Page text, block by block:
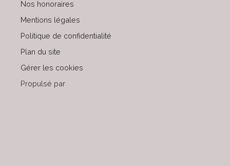
Nos honoraires
Mentions légales
Politique de confidentialité
Plan du site
Gérer les cookies
Propulsé par